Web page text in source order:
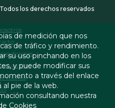
los derechos reservados
cookies
de medición que nos
de tráfico y rendimiento.
su uso pinchando en los
y puede modificar sus
a través del enlace
al pie de la web.
consultando nuestra
Cookies